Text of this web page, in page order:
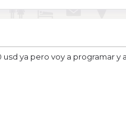
ya pero voy a programar